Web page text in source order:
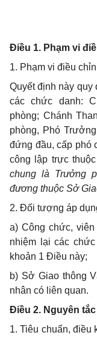
Điều 1. Phạm vi
1. Phạm vi điều
Quyết định này quy
các chức danh:
phòng; Chánh
phòng, Phó
đứng đầu, cấp phó
công lập trực
chung là Trưởng
đương thuộc Sở
2. Đối tượng áp
a) Công chức,
nhiệm lại các
khoản 1 Điều này;
b) Sở Giao thông
nhân có liên quan.
Điều 2. Nguyên
1. Tiêu chuẩn, điều